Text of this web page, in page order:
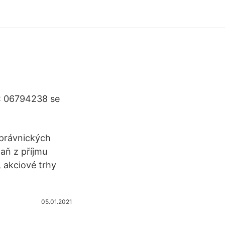
06794238 se
z příjmu
akciové trhy
05.01.2021